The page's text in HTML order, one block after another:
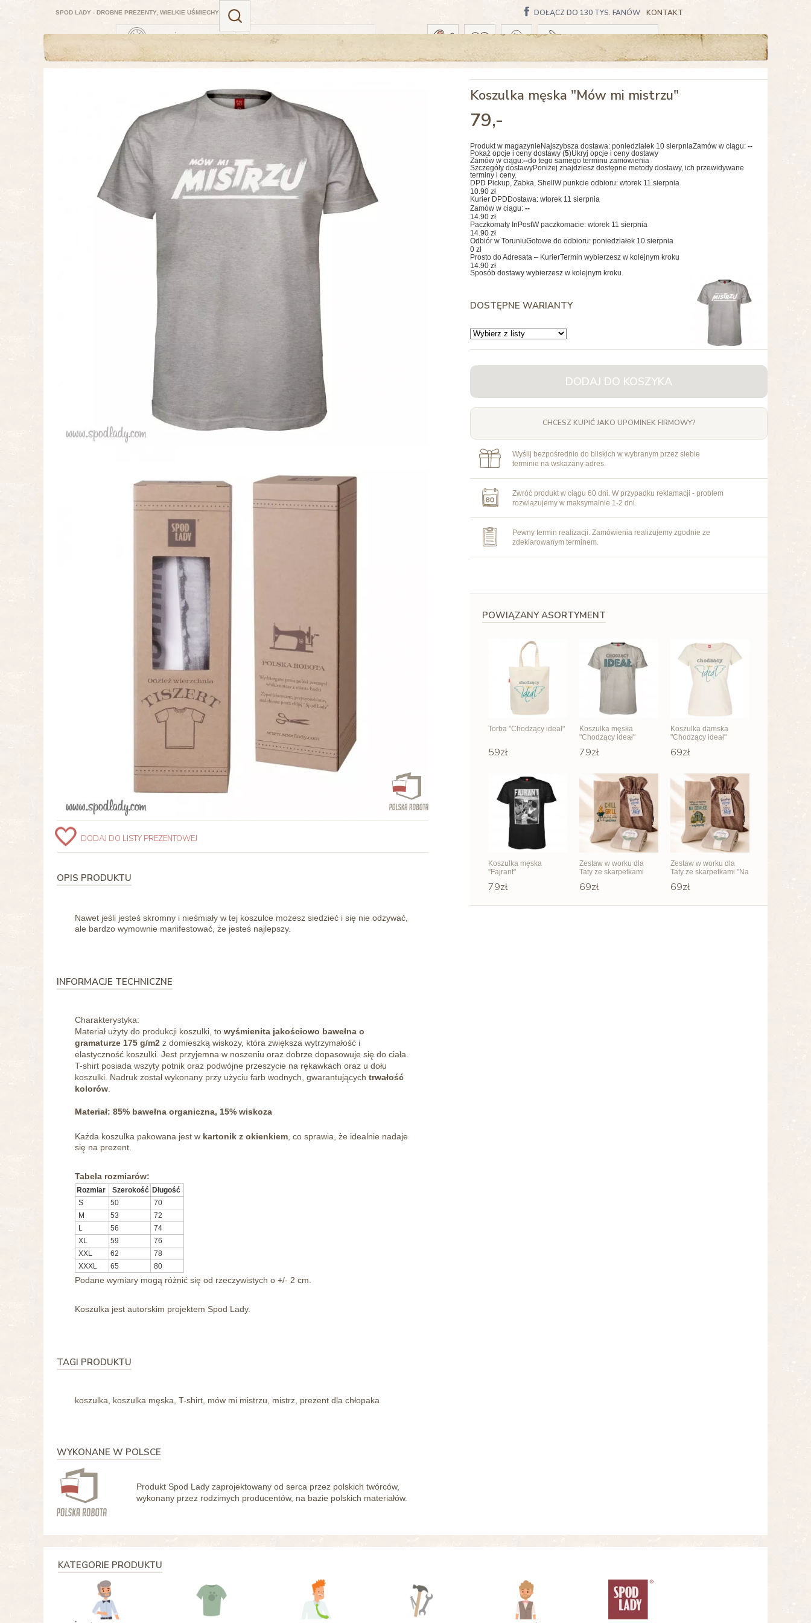
ZAMÓW TERAZ — NAJBLIŻSZA DOSTAWA: PONIEDZIAŁEK, 10 SIERPNIA
DOŁĄCZ DO 130 TYS. FANÓW KONTAKT
SPOD LADY - DROBNE PREZENTY, WIELKIE UŚMIECHY
Koszyk pusty
DODAJ DO LISTY PREZENTOWEJ
OPIS PRODUKTU
Nawet jeśli jesteś skromny i nieśmiały w tej koszulce możesz siedzieć i się nie odzywać,
ale bardzo wymownie manifestować, że jesteś najlepszy.
INFORMACJE TECHNICZNE
Charakterystyka:
Materiał użyty do produkcji koszulki, to wyśmienita jakościowo bawełna o
gramaturze 175 g/m2 z domieszką wiskozy, która zwiększa wytrzymałość i
elastyczność koszulki. Jest przyjemna w noszeniu oraz dobrze dopasowuje się do ciała.
T-shirt posiada wszyty potnik oraz podwójne przeszycie na rękawkach oraz u dołu
koszulki. Nadruk został wykonany przy użyciu farb wodnych, gwarantujących trwałość
kolorów
Materiał: 85% bawełna organiczna, 15% wiskoza
Każda koszulka pakowana jest w kartonik z okienkiem , co sprawia, że idealnie nadaje
się na prezent.
Tabela rozmiarów:
Rozmiar Szerokość Długość
S
50
70
M
53
72
L
56
74
XL
59
76
XXL
62
78
XXXL
65 80
Podane wymiary mogą różnić się od rzeczywistych o +/- 2 cm.
Koszulka jest autorskim projektem Spod Lady.
TAGI PRODUKTU
koszulka, koszulka męska, T-shirt, mów mi mistrzu, mistrz, prezent dla chłopaka
WYKONANE W POLSCE
Produkt Spod Lady zaprojektowany od serca przez polskich twórców,
wykonany przez rodzimych producentów, na bazie polskich materiałów.
Koszulka męska "Mów mi mistrzu"
79,-
Produkt w magazynie Najszybsza dostawa: poniedziałek 10 sierpniaZamów w ciągu: --
Pokaż opcje i ceny dostawy (5)Ukryj opcje i ceny dostawy
Zamów w ciągu:--do tego samego terminu zamówienia
Szczegóły dostawyPoniżej znajdziesz dostępne metody dostawy, ich przewidywane
terminy i ceny.
DPD Pickup, Żabka, Shell W punkcie odbioru: wtorek 11 sierpnia
10.90 zł
Kurier DPD Dostawa: wtorek 11 sierpnia
Zamów w ciągu: --
14.90 zł
Paczkomaty InPostW paczkomacie: wtorek 11 sierpnia
14.90 zł
Odbiór w ToruniuGotowe do odbioru: poniedziałek 10 sierpnia
0 zł
Prosto do Adresata – KurierTermin wybierzesz w kolejnym kroku
14.90 zł
Sposób dostawy wybierzesz w kolejnym kroku.
DOSTĘPNE WARIANTY
DODAJ DO KOSZYKA
CHCESZ KUPIĆ JAKO UPOMINEK FIRMOWY?
Wyślij bezpośrednio do bliskich w wybranym przez siebie
terminie na wskazany adres.
Zwróć produkt w ciągu 60 dni. W przypadku reklamacji - problem
rozwiązujemy w maksymalnie 1-2 dni.
Pewny termin realizacji. Zamówienia realizujemy zgodnie ze
zdeklarowanym terminem.
POWIĄZANY ASORTYMENT
Torba "Chodzący ideał"
59zł
Koszulka męska
"Chodzący ideał"
79zł
Koszulka damska
"Chodzący ideał"
69zł
Koszulka męska
"Fajrant"
79zł
Zestaw w worku dla
Taty ze skarpetkami
69zł
Zestaw w worku dla
Taty ze skarpetkami "Na
69zł
KATEGORIE PRODUKTU